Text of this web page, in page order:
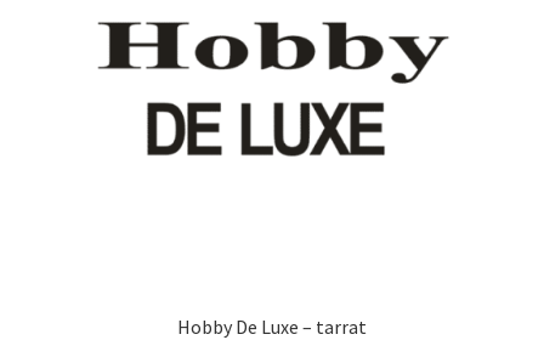
Referenssit
Tarrojen kiinnitysohjeet
Hobby De Luxe – tarrat